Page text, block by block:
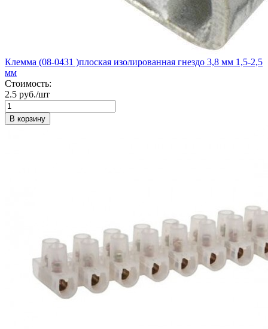
Клемма (08-0431 )плоская изолированная гнездо 3,8 мм 1,5-2,5
мм
Стоимость:
2.5 руб./шт
В корзину